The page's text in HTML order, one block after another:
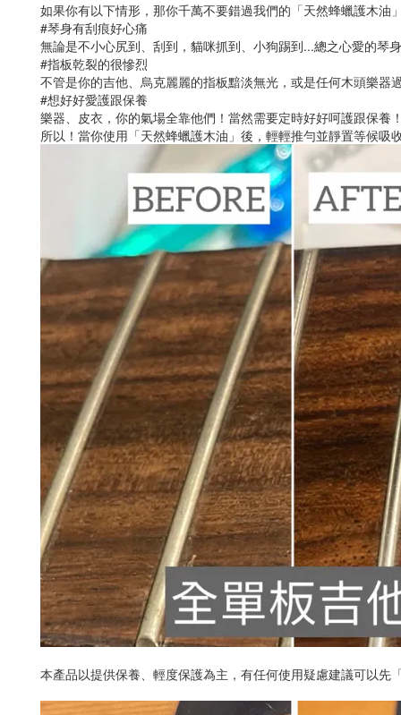
如果你有以下情形，那你千萬不要錯過我們的「天然蜂蠟護木油
#琴身有刮痕好心痛
無論是不小心尻到、刮到，貓咪抓到、小狗踢到...總之心愛的琴
#指板乾裂的很慘烈
不管是你的吉他、烏克麗麗的指板黯淡無光，或是任何木頭樂
#想好好愛護跟保養
樂器、皮衣，你的氣場全靠他們！當然需要定時好好呵護跟保養
所以！當你使用「天然蜂蠟護木油」後，輕輕推勻並靜置等候
本產品以提供保養、輕度保護為主，有任何使用疑慮建議可以